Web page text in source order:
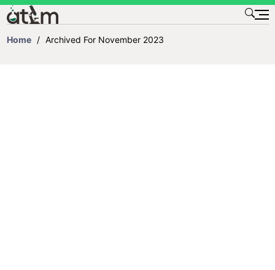
KONTAK
Home / Archived For November 2023